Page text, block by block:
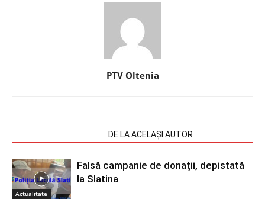
PTV Oltenia
DE LA ACELAȘI AUTOR
Actualitate
Falsă campanie de donații, depistată
la Slatina